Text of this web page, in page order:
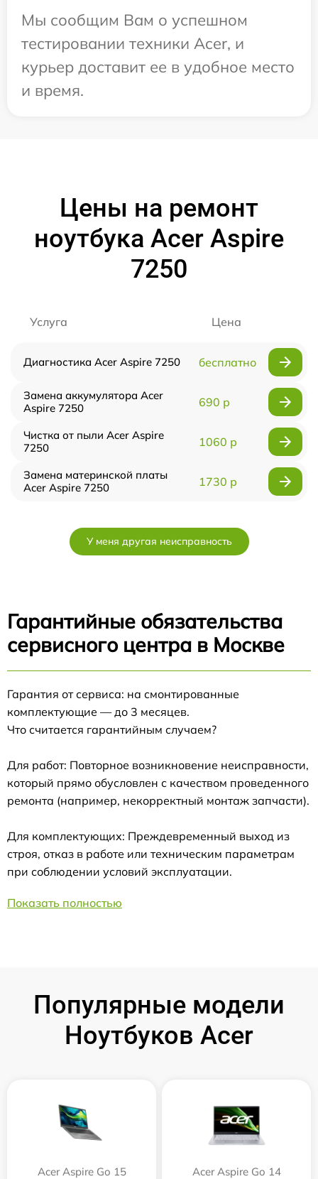
Мы сообщим Вам о успешном
тестировании техники Acer, и
курьер доставит ее в удобное место
и время.
Цены на ремонт
ноутбука Acer Aspire
7250
Услуга Цена
Диагностика Acer Aspire 7250 бесплатно
Замена аккумулятора Acer
Aspire 7250
690 р
Чистка от пыли Acer Aspire
7250
1060 р
Замена материнской платы
Acer Aspire 7250
1730 р
У меня другая неисправность
Гарантийные обязательства
сервисного центра в Москве
Гарантия от сервиса: на смонтированные
комплектующие — до 3 месяцев.
Что считается гарантийным случаем?
Для работ: Повторное возникновение неисправности,
который прямо обусловлен с качеством проведенного
ремонта (например, некорректный монтаж запчасти).
Для комплектующих: Преждевременный выход из
строя, отказ в работе или техническим параметрам
при соблюдении условий эксплуатации.
Показать полностью
Популярные модели
Ноутбуков Acer
Acer Aspire Go 15 Acer Aspire Go 14